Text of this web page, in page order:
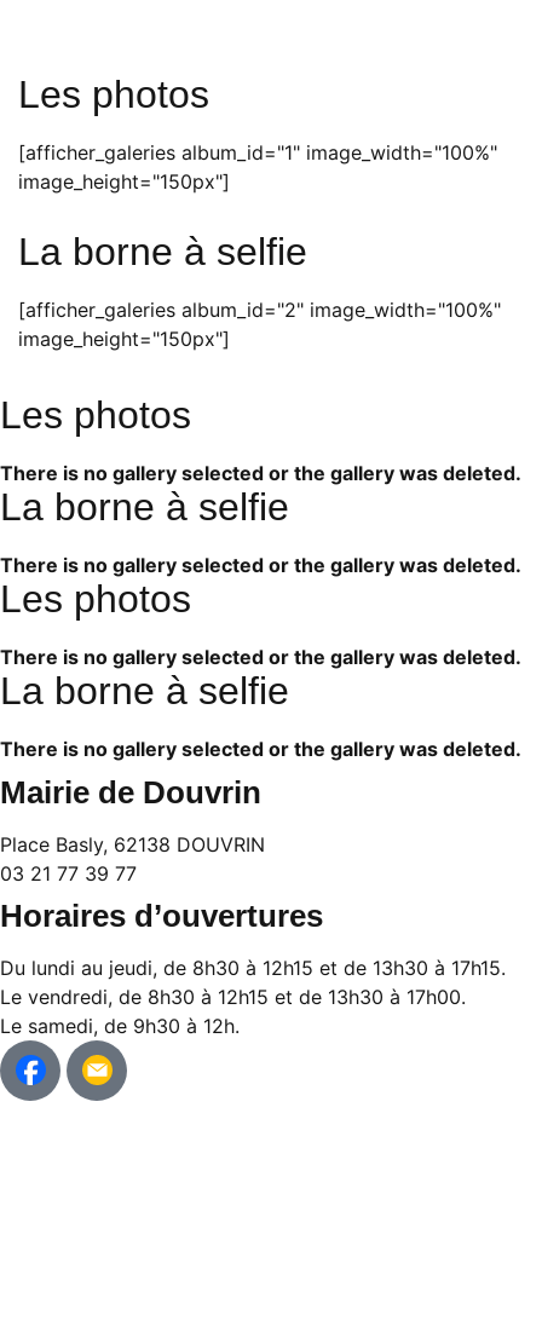
Les photos
[afficher_galeries album_id="1" image_width="100%"
image_height="150px"]
La borne à selfie
[afficher_galeries album_id="2" image_width="100%"
image_height="150px"]
Les photos
There is no gallery selected or the gallery was deleted.
La borne à selfie
There is no gallery selected or the gallery was deleted.
Les photos
There is no gallery selected or the gallery was deleted.
La borne à selfie
There is no gallery selected or the gallery was deleted.
Mairie de Douvrin
Place Basly, 62138 DOUVRIN
03 21 77 39 77
Horaires d’ouvertures
Du lundi au jeudi, de 8h30 à 12h15 et de 13h30 à 17h15.
Le vendredi, de 8h30 à 12h15 et de 13h30 à 17h00.
Le samedi, de 9h30 à 12h.